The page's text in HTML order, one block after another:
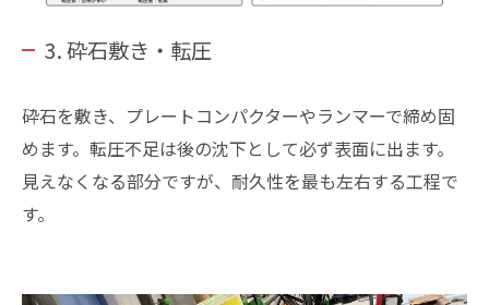
3. 砕石敷き・転圧
砕石を敷き、プレートコンパクターやランマーで締め固
めます。転圧不足は後の沈下として必ず表面に出ます。
見えなくなる部分ですが、耐久性を最も左右する工程で
す。